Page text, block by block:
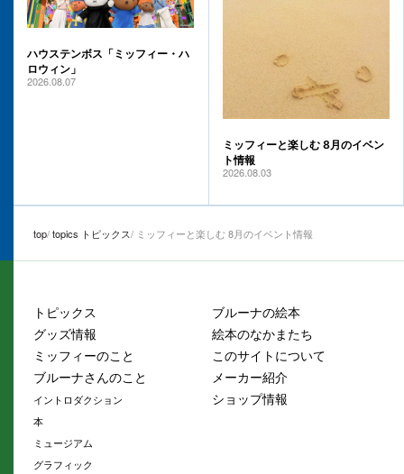
ハウステンボス「ミッフィー・ハ
ロウィン」
2026.08.07
ミッフィーと楽しむ 8月のイベン
ト情報
2026.08.03
top topics トピックス ミッフィーと楽しむ 8月のイベント情報
トピックス
グッズ情報
ミッフィーのこと
ブルーナさんのこと
イントロダクション
本
ミュージアム
グラフィック
ブルーナの絵本
絵本のなかまたち
このサイトについて
メーカー紹介
ショップ情報